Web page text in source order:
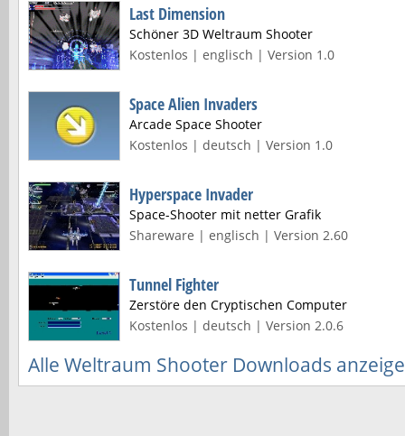
Last Dimension
Schöner 3D Weltraum Shooter
Kostenlos | englisch | Version 1.0
Space Alien Invaders
Arcade Space Shooter
Kostenlos | deutsch | Version 1.0
Hyperspace Invader
Space-Shooter mit netter Grafik
Shareware | englisch | Version 2.60
Tunnel Fighter
Zerstöre den Cryptischen Computer
Kostenlos | deutsch | Version 2.0.6
Alle Weltraum Shooter Downloads